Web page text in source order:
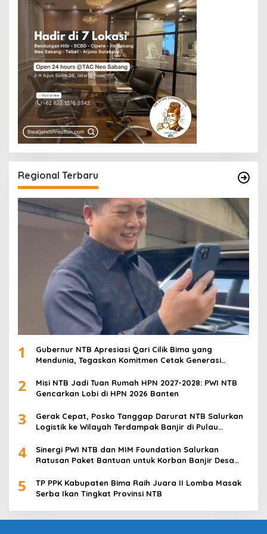
Regional Terbaru
1
Gubernur NTB Apresiasi Qari Cilik Bima yang
Mendunia, Tegaskan Komitmen Cetak Generasi
2
Misi NTB Jadi Tuan Rumah HPN 2027-2028: PWI NTB
Gencarkan Lobi di HPN 2026 Banten
3
Gerak Cepat, Posko Tanggap Darurat NTB Salurkan
Logistik ke Wilayah Terdampak Banjir di Pulau
4
Sinergi PWI NTB dan MIM Foundation Salurkan
Ratusan Paket Bantuan untuk Korban Banjir Desa
5
TP PPK Kabupaten Bima Raih Juara II Lomba Masak
Serba Ikan Tingkat Provinsi NTB